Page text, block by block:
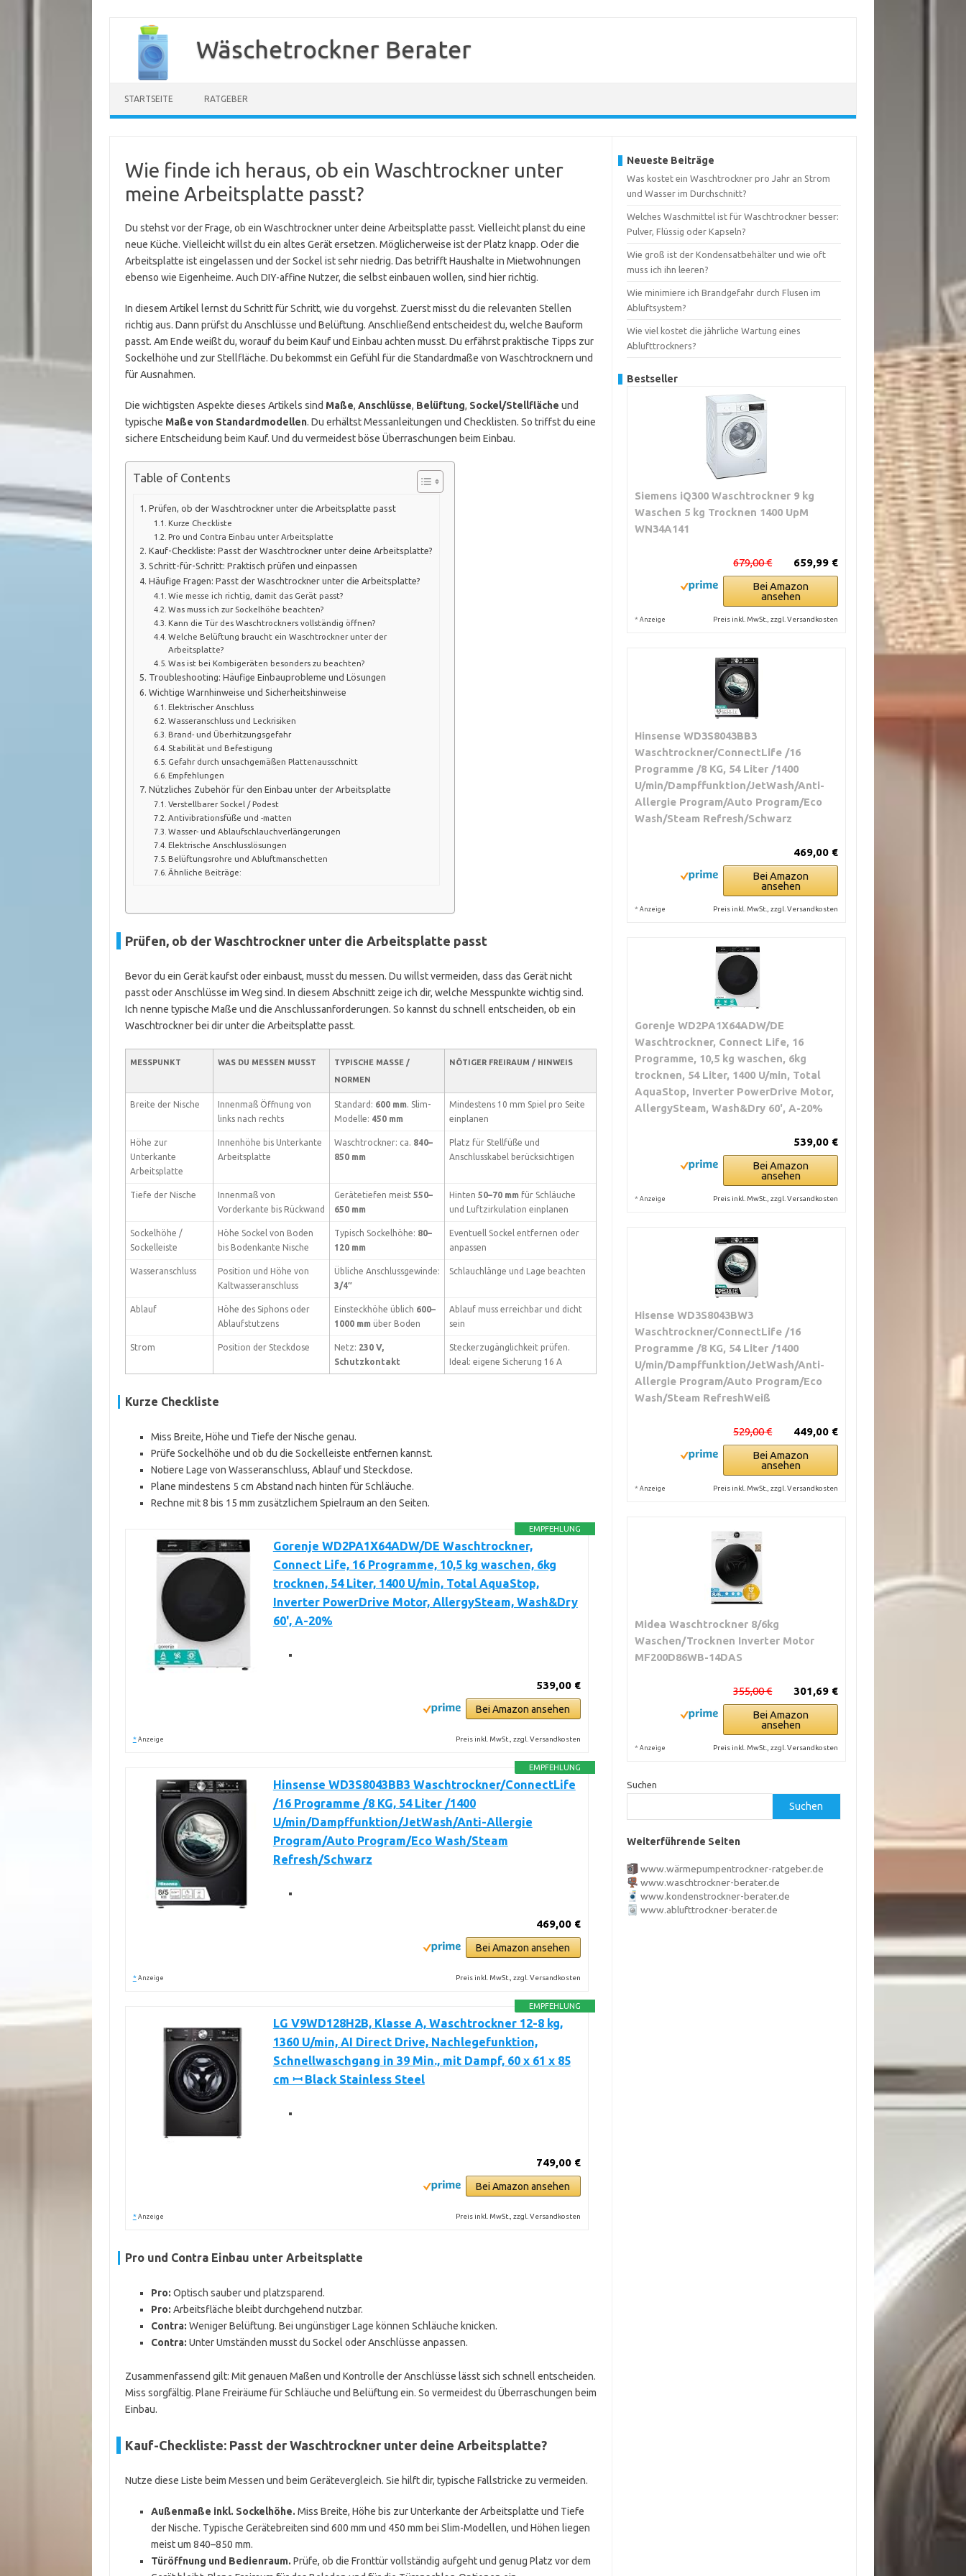
springen
Wäschetrockner Berater
STARTSEITE RATGEBER
Wie finde ich heraus, ob ein Waschtrockner unter
meine Arbeitsplatte passt?
Du stehst vor der Frage, ob ein Waschtrockner unter deine Arbeitsplatte passt. Vielleicht planst du eine
neue Küche. Vielleicht willst du ein altes Gerät ersetzen. Möglicherweise ist der Platz knapp. Oder die
Arbeitsplatte ist eingelassen und der Sockel ist sehr niedrig. Das betrifft Haushalte in Mietwohnungen
ebenso wie Eigenheime. Auch DIY-affine Nutzer, die selbst einbauen wollen, sind hier richtig.
In diesem Artikel lernst du Schritt für Schritt, wie du vorgehst. Zuerst misst du die relevanten Stellen
richtig aus. Dann prüfst du Anschlüsse und Belüftung. Anschließend entscheidest du, welche Bauform
passt. Am Ende weißt du, worauf du beim Kauf und Einbau achten musst. Du erfährst praktische Tipps zur
Sockelhöhe und zur Stellfläche. Du bekommst ein Gefühl für die Standardmaße von Waschtrocknern und
für Ausnahmen.
Die wichtigsten Aspekte dieses Artikels sind Maße, Anschlüsse, Belüftung, Sockel/Stellfläche und
typische Maße von Standardmodellen. Du erhältst Messanleitungen und Checklisten. So triffst du eine
sichere Entscheidung beim Kauf. Und du vermeidest böse Überraschungen beim Einbau.
Table of Contents
Prüfen, ob der Waschtrockner unter die Arbeitsplatte passt
Kurze Checkliste
Pro und Contra Einbau unter Arbeitsplatte
Kauf-Checkliste: Passt der Waschtrockner unter deine Arbeitsplatte?
Schritt-für-Schritt: Praktisch prüfen und einpassen
Häufige Fragen: Passt der Waschtrockner unter die Arbeitsplatte?
Wie messe ich richtig, damit das Gerät passt?
Was muss ich zur Sockelhöhe beachten?
Kann die Tür des Waschtrockners vollständig öffnen?
Welche Belüftung braucht ein Waschtrockner unter der
Arbeitsplatte?
Was ist bei Kombigeräten besonders zu beachten?
Troubleshooting: Häufige Einbauprobleme und Lösungen
Wichtige Warnhinweise und Sicherheitshinweise
Elektrischer Anschluss
Wasseranschluss und Leckrisiken
Brand- und Überhitzungsgefahr
Stabilität und Befestigung
Gefahr durch unsachgemäßen Plattenausschnitt
Empfehlungen
Nützliches Zubehör für den Einbau unter der Arbeitsplatte
Verstellbarer Sockel / Podest
Antivibrationsfüße und -matten
Wasser- und Ablaufschlauchverlängerungen
Elektrische Anschlusslösungen
Belüftungsrohre und Abluftmanschetten
Ähnliche Beiträge:
Prüfen, ob der Waschtrockner unter die Arbeitsplatte passt
Bevor du ein Gerät kaufst oder einbaust, musst du messen. Du willst vermeiden, dass das Gerät nicht
passt oder Anschlüsse im Weg sind. In diesem Abschnitt zeige ich dir, welche Messpunkte wichtig sind.
Ich nenne typische Maße und die Anschlussanforderungen. So kannst du schnell entscheiden, ob ein
Waschtrockner bei dir unter die Arbeitsplatte passt.
MESSPUNKT WAS DU MESSEN MUSST
TYPISCHE MASSE / N
ORMEN
NÖTIGER FREIRAUM / HINWEIS
Breite der Nische
Innenmaß Öffnung von
links nach rechts
Standard: 600 mm. Slim-
Modelle: 450 mm
Mindestens 10 mm Spiel pro Seite
einplanen
Höhe zur
Unterkante
Arbeitsplatte
Innenhöhe bis Unterkante
Arbeitsplatte
Waschtrockner: ca. 840–
850 mm
Platz für Stellfüße und
Anschlusskabel berücksichtigen
Tiefe der Nische
Innenmaß von
Vorderkante bis Rückwand
Gerätetiefen meist 550–
650 mm
Hinten 50–70 mmfür Schläuche
und Luftzirkulation einplanen
Sockelhöhe /
Sockelleiste
Höhe Sockel von Boden
bis Bodenkante Nische
Typisch Sockelhöhe: 80–
120 mm
Eventuell Sockel entfernen oder
anpassen
Wasseranschluss
Position und Höhe von
Kaltwasseranschluss
Übliche Anschlussgewinde:
3/4″
Schlauchlänge und Lage beachten
Ablauf
Höhe des Siphons oder
Ablaufstutzens
Einsteckhöhe üblich 600–
1000 mmüber Boden
Ablauf muss erreichbar und dicht
sein
Strom Position der Steckdose Netz: 230 V,
Schutzkontakt
Steckerzugänglichkeit prüfen.
Ideal: eigene Sicherung 16 A
Kurze Checkliste
Miss Breite, Höhe und Tiefe der Nische genau.
Prüfe Sockelhöhe und ob du die Sockelleiste entfernen kannst.
Notiere Lage von Wasseranschluss, Ablauf und Steckdose.
Plane mindestens 5 cm Abstand nach hinten für Schläuche.
Rechne mit 8 bis 15 mm zusätzlichem Spielraum an den Seiten.
EMPFEHLUNG
Gorenje WD2PA1X64ADW/DE Waschtrockner,
Connect Life, 16 Programme, 10,5 kg waschen, 6kg
trocknen, 54 Liter, 1400 U/min, Total AquaStop,
Inverter PowerDrive Motor, AllergySteam, Wash&Dry
60', A-20%
539,00 €
Bei Amazon ansehen
* Anzeige Preis inkl. MwSt., zzgl. Versandkosten
EMPFEHLUNG
Hinsense WD3S8043BB3 Waschtrockner/ConnectLife
/16 Programme /8 KG, 54 Liter /1400
U/min/Dampffunktion/JetWash/Anti-Allergie
Program/Auto Program/Eco Wash/Steam
Refresh/Schwarz
469,00 €
Bei Amazon ansehen
* Anzeige Preis inkl. MwSt., zzgl. Versandkosten
EMPFEHLUNG
LG V9WD128H2B, Klasse A, Waschtrockner 12-8 kg,
1360 U/min, AI Direct Drive, Nachlegefunktion,
Schnellwaschgang in 39 Min., mit Dampf, 60 x 61 x 85
cm ꟷ Black Stainless Steel
749,00 €
Bei Amazon ansehen
* Anzeige Preis inkl. MwSt., zzgl. Versandkosten
Pro und Contra Einbau unter Arbeitsplatte
Pro: Optisch sauber und platzsparend.
Pro: Arbeitsfläche bleibt durchgehend nutzbar.
Contra: Weniger Belüftung. Bei ungünstiger Lage können Schläuche knicken.
Contra: Unter Umständen musst du Sockel oder Anschlüsse anpassen.
Zusammenfassend gilt: Mit genauen Maßen und Kontrolle der Anschlüsse lässt sich schnell entscheiden.
Miss sorgfältig. Plane Freiräume für Schläuche und Belüftung ein. So vermeidest du Überraschungen beim
Einbau.
Kauf-Checkliste: Passt der Waschtrockner unter deine Arbeitsplatte?
Nutze diese Liste beim Messen und beim Gerätevergleich. Sie hilft dir, typische Fallstricke zu vermeiden.
Außenmaße inkl. Sockelhöhe. Miss Breite, Höhe bis zur Unterkante der Arbeitsplatte und Tiefe
der Nische. Typische Gerätebreiten sind 600 mm und 450 mm bei Slim-Modellen, und Höhen liegen
meist um 840–850 mm.
Türöffnung und Bedienraum. Prüfe, ob die Fronttür vollständig aufgeht und genug Platz vor dem
Neueste Beiträge
Was kostet ein Waschtrockner pro Jahr an Strom
und Wasser im Durchschnitt?
Welches Waschmittel ist für Waschtrockner besser:
Pulver, Flüssig oder Kapseln?
Wie groß ist der Kondensatbehälter und wie oft
muss ich ihn leeren?
Wie minimiere ich Brandgefahr durch Flusen im
Abluftsystem?
Wie viel kostet die jährliche Wartung eines
Ablufttrockners?
Bestseller
Siemens iQ300 Waschtrockner 9 kg
Waschen 5 kg Trocknen 1400 UpM
WN34A141
659,99 €
679,00 €
Bei Amazon
ansehen
* Anzeige Preis inkl. MwSt., zzgl. Versandkosten
Hinsense WD3S8043BB3
Waschtrockner/ConnectLife /16
Programme /8 KG, 54 Liter /1400
U/min/Dampffunktion/JetWash/Anti-
Allergie Program/Auto Program/Eco
Wash/Steam Refresh/Schwarz
469,00 €
Bei Amazon
ansehen
* Anzeige Preis inkl. MwSt., zzgl. Versandkosten
Gorenje WD2PA1X64ADW/DE
Waschtrockner, Connect Life, 16
Programme, 10,5 kg waschen, 6kg
trocknen, 54 Liter, 1400 U/min, Total
AquaStop, Inverter PowerDrive Motor,
AllergySteam, Wash&Dry 60', A-20%
539,00 €
Bei Amazon
ansehen
* Anzeige Preis inkl. MwSt., zzgl. Versandkosten
Hisense WD3S8043BW3
Waschtrockner/ConnectLife /16
Programme /8 KG, 54 Liter /1400
U/min/Dampffunktion/JetWash/Anti-
Allergie Program/Auto Program/Eco
Wash/Steam RefreshWeiß
449,00 €
529,00 €
Bei Amazon
ansehen
* Anzeige Preis inkl. MwSt., zzgl. Versandkosten
Midea Waschtrockner 8/6kg
Waschen/Trocknen Inverter Motor
MF200D86WB-14DAS
301,69 €
355,00 €
Bei Amazon
ansehen
* Anzeige Preis inkl. MwSt., zzgl. Versandkosten
Suchen
Suchen
Weiterführende Seiten
www.wärmepumpentrockner-ratgeber.de
www.waschtrockner-berater.de
www.kondenstrockner-berater.de
www.ablufttrockner-berater.de